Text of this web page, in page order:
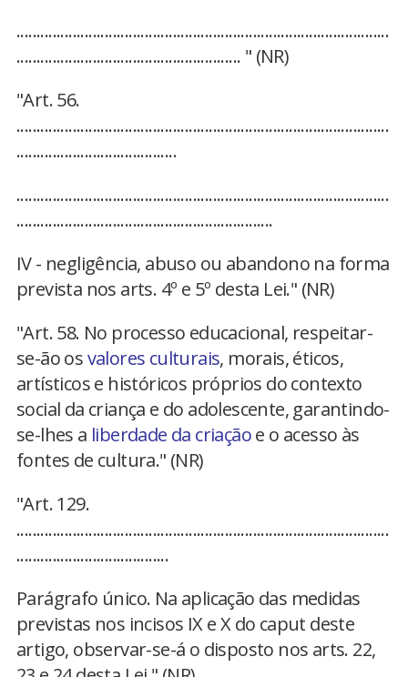
.............................................................................................
........................................................ " (NR)
"Art. 56.
.............................................................................................
........................................
.............................................................................................
................................................................
IV - negligência, abuso ou abandono na forma
prevista nos arts. 4º e 5º desta Lei." (NR)
"Art. 58. No processo educacional, respeitar-
se-ão osvalores culturais, morais, éticos,
artísticos e históricos próprios do contexto
social da criança e do adolescente, garantindo-
se-lhes a liberdade da criaçãoe o acesso às
fontes de cultura." (NR)
"Art. 129.
.............................................................................................
......................................
Parágrafo único. Na aplicação das medidas
previstas nos incisos IX e X do caput deste
artigo, observar-se-á o disposto nos arts. 22,